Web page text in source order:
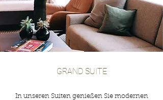
GRAND SUITE
In unseren Suiten genießen Sie modernen